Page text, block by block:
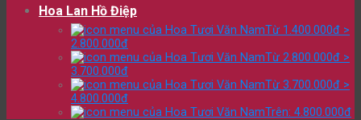
Hoa Lan Hồ Điệp
Từ 1.400.000đ >
2.800.000đ
Từ 2.800.000đ >
3.700.000đ
Từ 3.700.000đ >
4.800.000đ
Trên: 4.800.000đ